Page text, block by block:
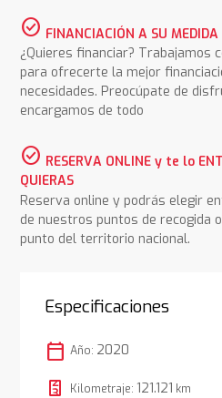
check_circle FINANCIACIÓN A SU MEDIDA
¿Quieres financiar? Trabajamos
para ofrecerte la mejor
necesidades. Preocúpate de
encargamos de todo
check_circle RESERVA ONLINE y te lo
QUIERAS
Reserva online y podrás elegir
de nuestros puntos de recogida
punto del territorio nacional.
Especificaciones
calendar_today Año: 2020
Kilometraje: 121.121 km